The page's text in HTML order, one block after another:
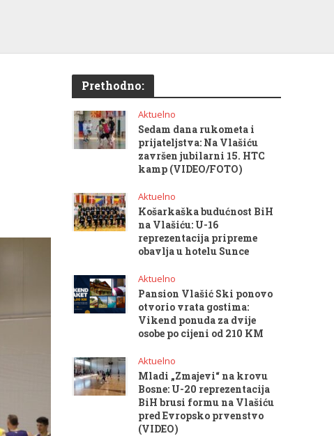
Prethodno:
Aktuelno
Sedam dana rukometa i
prijateljstva: Na Vlašiću
završen jubilarni 15. HTC
kamp (VIDEO/FOTO)
Aktuelno
Košarkaška budućnost BiH
na Vlašiću: U-16
reprezentacija pripreme
obavlja u hotelu Sunce
Aktuelno
Pansion Vlašić Ski ponovo
otvorio vrata gostima:
Vikend ponuda za dvije
osobe po cijeni od 210 KM
Aktuelno
Mladi „Zmajevi“ na krovu
Bosne: U-20 reprezentacija
BiH brusi formu na Vlašiću
pred Evropsko prvenstvo
(VIDEO)